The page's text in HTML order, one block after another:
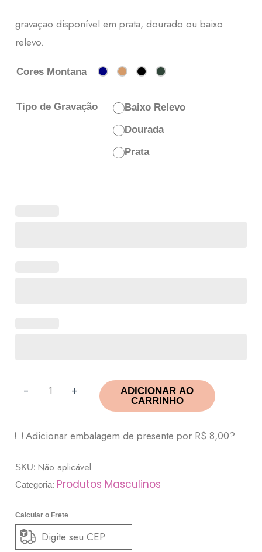
gravaçao disponível em prata, dourado ou baixo
relevo.
Cores Montana
Tipo de Gravação
Baixo Relevo
Dourada
Prata
- +
ADICIONAR AO
CARRINHO
Adicionar embalagem de presente por R$ 8,00?
SKU:Não aplicável
Categoria: Produtos Masculinos
Calcular o Frete